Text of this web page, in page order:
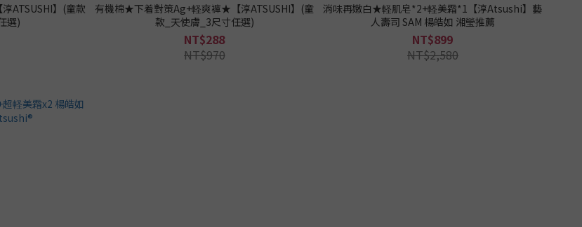
ATSUSHI】(童款
選)
有機棉★下着對策Ag+軽爽褲★【淳ATSUSHI】(童
款_天使膚_3尺寸任選)
NT$288
NT$970
消味再嫩白★軽肌皂*2+軽美霜*1【淳Atsushi】藝
人壽司 SAM 楊皓如 湘瑩推薦
NT$899
NT$2,580